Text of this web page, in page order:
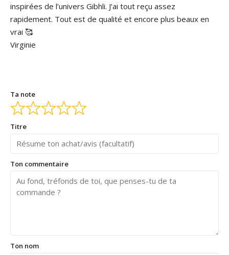
inspirées de l’univers Gibhli. J’ai tout reçu assez
rapidement. Tout est de qualité et encore plus beaux en
vrai 🥰
Virginie
Ta note
Titre
Ton commentaire
Ton nom